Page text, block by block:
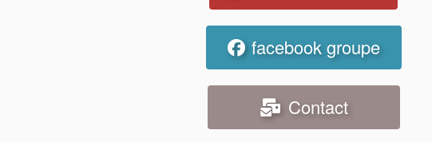
facebook groupe
Contact